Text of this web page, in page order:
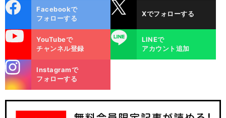
ok
Facebookで
フォローする
Xでフォローする
YouTubeで
チャンネル登録
LINE
LINEで
アカウント追加
m
Instagramで
フォローする